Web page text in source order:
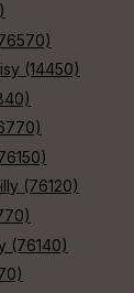
(14450)
(76120)
(76140)